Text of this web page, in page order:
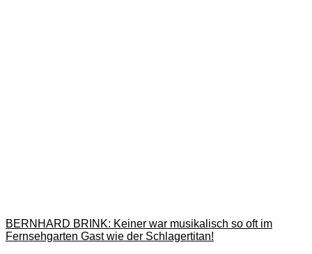
BERNHARD BRINK: Keiner war musikalisch so oft im
Fernsehgarten Gast wie der Schlagertitan!